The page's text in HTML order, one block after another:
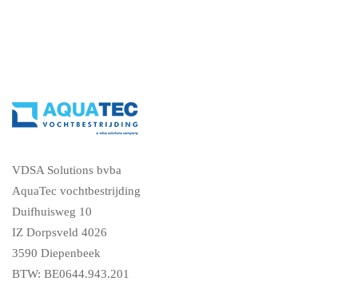
VDSA Solutions bvba
AquaTec vochtbestrijding
Duifhuisweg 10
IZ Dorpsveld 4026
3590 Diepenbeek
BTW: BE0644.943.201